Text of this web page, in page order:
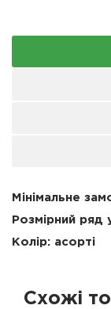
Мінімальне
Розмірний ряд
Колір: асорті
Схожі